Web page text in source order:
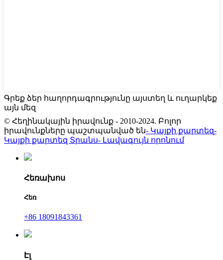
Գրեք ձեր հաղորդագրությունը այստեղ և ուղարկեք
այն մեզ
© Հեղինակային իրավունք - 2010-2024. Բոլոր
իրավունքները պաշտպանված են- Կայքի քարտեզ-
Կայքի քարտեզ Տրանս- Լավագույն որոնում
Հեռախոս
Հեռ
+86 18091843361
Էլ